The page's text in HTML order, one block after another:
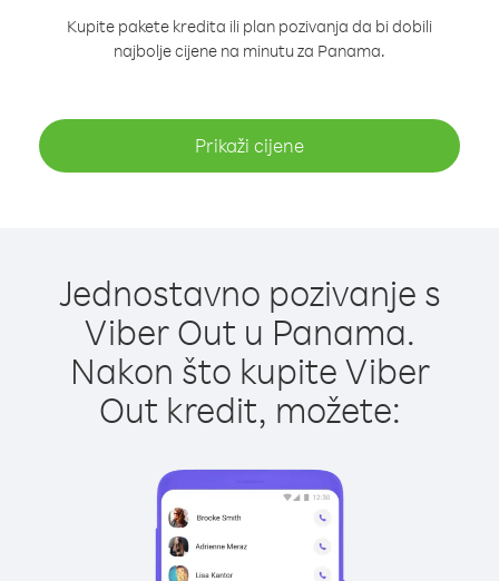
Kupite pakete kredita ili plan pozivanja da bi dobili
najbolje cijene na minutu za Panama.
Prikaži cijene
Jednostavno pozivanje s
Viber Out u Panama.
Nakon što kupite Viber
Out kredit, možete: